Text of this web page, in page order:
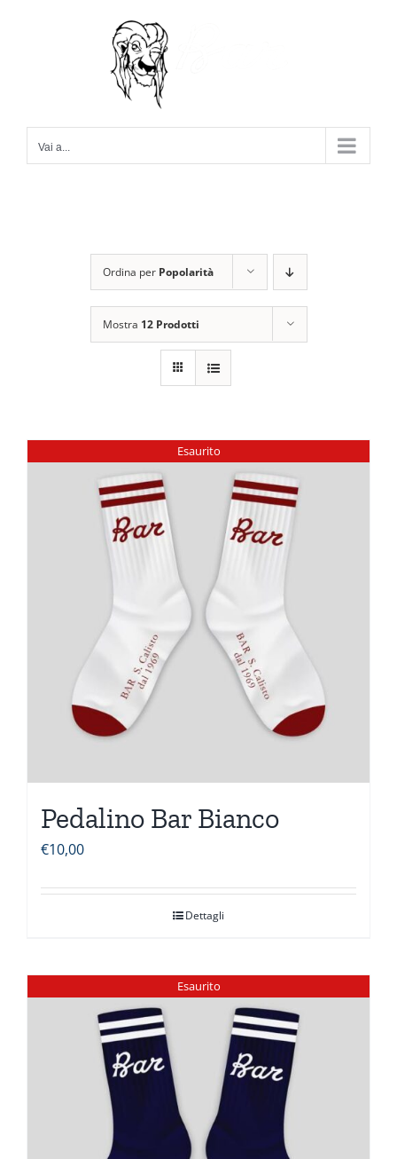
Vai a...
Ordina per Popolarità
Mostra 12 Prodotti
Esaurito
Pedalino Bar Bianco
€10,00
Dettagli
Esaurito